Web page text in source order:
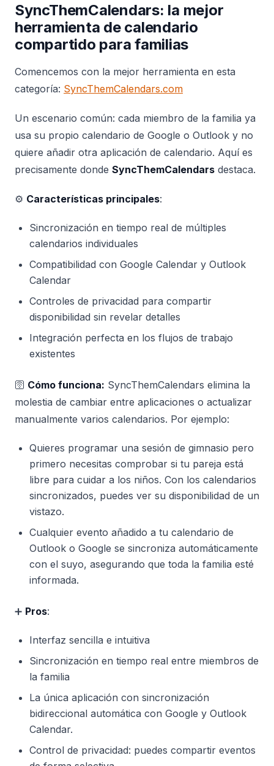
SyncThemCalendars: la mejor
herramienta de calendario
compartido para familias
Comencemos con la mejor herramienta en esta
categoría: SyncThemCalendars.com
Un escenario común: cada miembro de la familia ya
usa su propio calendario de Google o Outlook y no
quiere añadir otra aplicación de calendario. Aquí es
precisamente donde SyncThemCalendars destaca.
⚙️ Características principales:
Sincronización en tiempo real de múltiples
calendarios individuales
Compatibilidad con Google Calendar y Outlook
Calendar
Controles de privacidad para compartir
disponibilidad sin revelar detalles
Integración perfecta en los flujos de trabajo
existentes
🛜 Cómo funciona: SyncThemCalendars elimina la
molestia de cambiar entre aplicaciones o actualizar
manualmente varios calendarios. Por ejemplo:
Quieres programar una sesión de gimnasio pero
primero necesitas comprobar si tu pareja está
libre para cuidar a los niños. Con los calendarios
sincronizados, puedes ver su disponibilidad de un
vistazo.
Cualquier evento añadido a tu calendario de
Outlook o Google se sincroniza automáticamente
con el suyo, asegurando que toda la familia esté
informada.
➕ Pros:
Interfaz sencilla e intuitiva
Sincronización en tiempo real entre miembros de
la familia
La única aplicación con sincronización
bidireccional automática con Google y Outlook
Calendar.
Control de privacidad: puedes compartir eventos